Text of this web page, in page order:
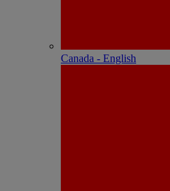
Canada - English